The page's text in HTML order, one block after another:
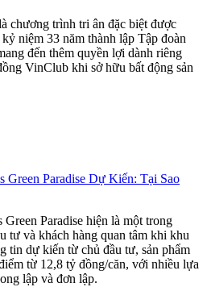
chương trình tri ân đặc biệt được
niệm 33 năm thành lập Tập đoàn
đến thêm quyền lợi dành riêng
VinClub khi sở hữu bất động sản
Green Paradise Dự Kiến: Tại Sao
Paradise hiện là một trong
tư và khách hàng quan tâm khi khu
tin dự kiến từ chủ đầu tư, sản phẩm
từ 12,8 tỷ đồng/căn, với nhiều lựa
lập và đơn lập.